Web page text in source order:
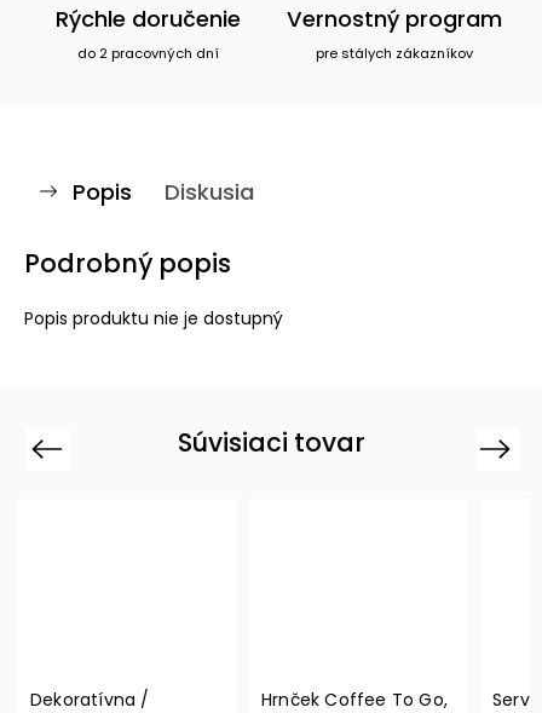
Rýchle doručenie
do 2 pracovných dní
Vernostný program
pre stálych zákazníkov
Popis Diskusia
Podrobný popis
Popis produktu nie je dostupný
Súvisiaci tovar
Previous
Dekoratívna /
Hrnček Coffee To Go,
Next